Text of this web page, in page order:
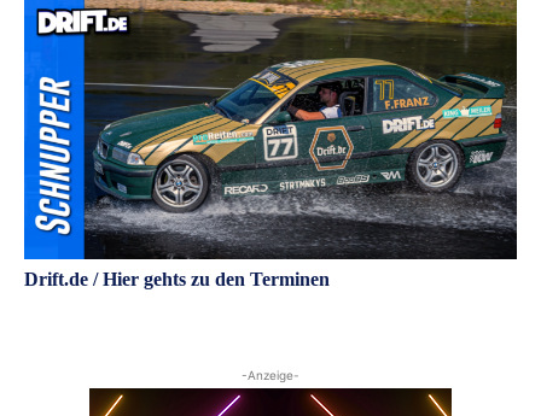
Drift.de / Hier gehts zu den Terminen
-Anzeige-